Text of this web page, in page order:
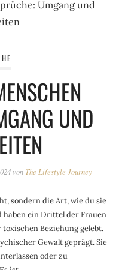
UND
von The Lifestyle Journey
sondern die Art, wie du sie
haben ein Drittel der Frauen
Beziehung gelebt.
Gewalt geprägt. Sie
oder zu